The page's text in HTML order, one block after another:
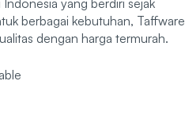
yang berdiri sejak
berbagai kebutuhan, Taffware
dengan harga termurah.